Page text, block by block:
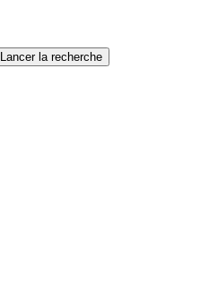
Lancer la recherche